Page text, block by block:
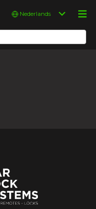
Kies
taal